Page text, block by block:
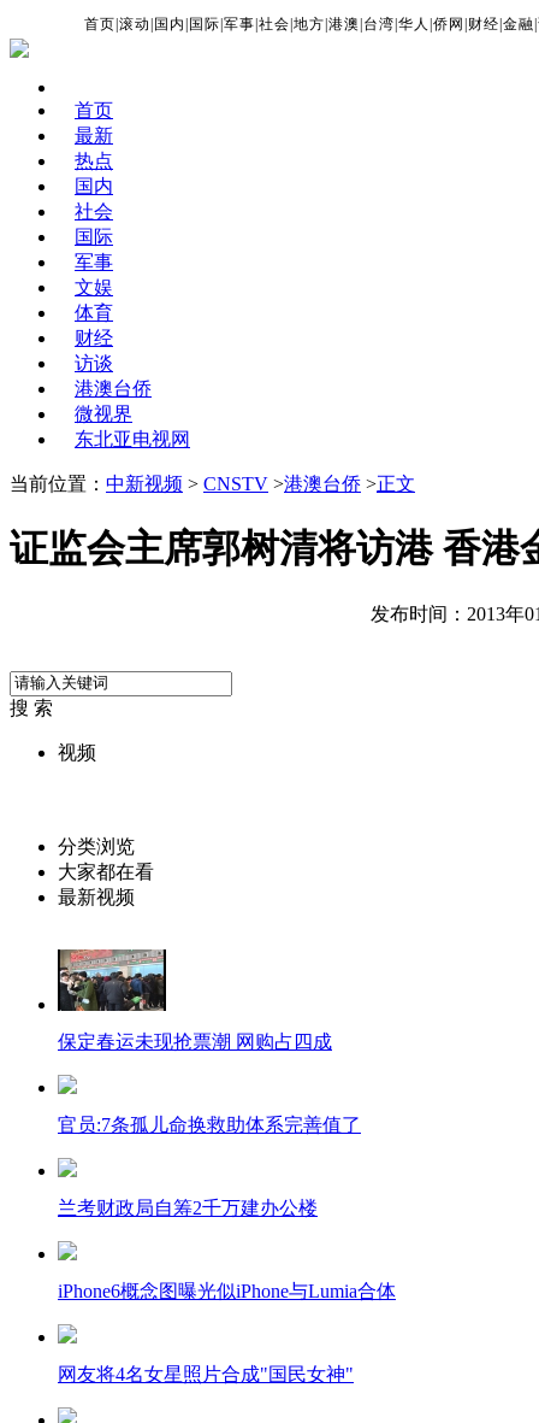
首页 |滚动 国内 国际 |军事 |社会 |地方 |港澳 台湾 |华人 |侨网 财经 |金融 |
首页
最新
热点
国内
社会
国际
军事
文娱
体育
财经
访谈
港澳台侨
微视界
东北亚电视网
当前位置： 中新视频 > CNSTV >港澳台侨 >正文
证监会主席郭树清将访港 香
发布时间：2013年
搜 索
视频
分类浏览
大家都在看
最新视频
保定春运未现抢票潮 网购占四成
官员:7条孤儿命换救助体系完善值了
兰考财政局自筹2千万建办公楼
iPhone6概念图曝光似iPhone与Lumia合体
网友将4名女星照片合成"国民女神"